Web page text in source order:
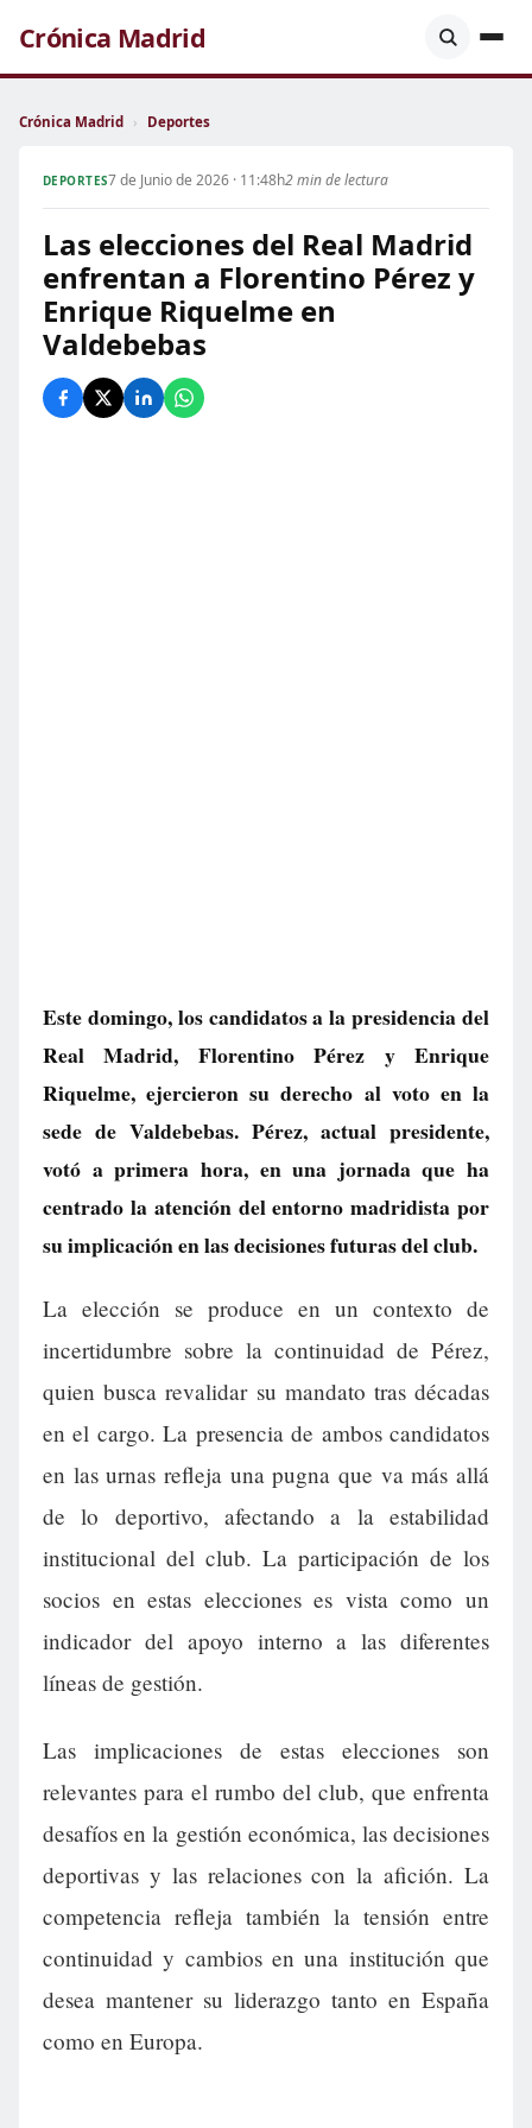
Crónica Madrid
Crónica Madrid › Deportes
DEPORTES7 de Junio de 2026 · 11:48h2 min de lectura
Las elecciones del Real Madrid
enfrentan a Florentino Pérez y
Enrique Riquelme en
Valdebebas
Este domingo, los candidatos a la presidencia del
Real Madrid, Florentino Pérez y Enrique
Riquelme, ejercieron su derecho al voto en la
sede de Valdebebas. Pérez, actual presidente,
votó a primera hora, en una jornada que ha
centrado la atención del entorno madridista por
su implicación en las decisiones futuras del club.
La elección se produce en un contexto de
incertidumbre sobre la continuidad de Pérez,
quien busca revalidar su mandato tras décadas
en el cargo. La presencia de ambos candidatos
en las urnas refleja una pugna que va más allá
de lo deportivo, afectando a la estabilidad
institucional del club. La participación de los
socios en estas elecciones es vista como un
indicador del apoyo interno a las diferentes
líneas de gestión.
Las implicaciones de estas elecciones son
relevantes para el rumbo del club, que enfrenta
desafíos en la gestión económica, las decisiones
deportivas y las relaciones con la afición. La
competencia refleja también la tensión entre
continuidad y cambios en una institución que
desea mantener su liderazgo tanto en España
como en Europa.